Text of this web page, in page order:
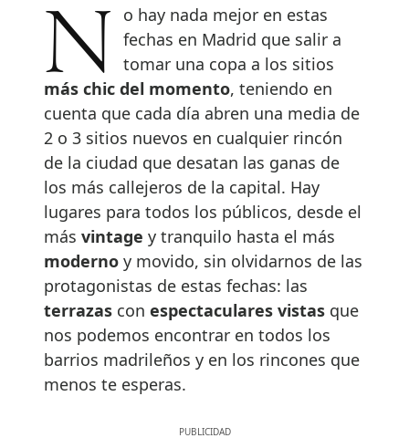
No hay nada mejor en estas
fechas en Madrid que salir a
tomar una copa a los sitios
más chic del momento, teniendo en
cuenta que cada día abren una media de
2 o 3 sitios nuevos en cualquier rincón
de la ciudad que desatan las ganas de
los más callejeros de la capital. Hay
lugares para todos los públicos, desde el
más vintage y tranquilo hasta el más
moderno y movido, sin olvidarnos de las
protagonistas de estas fechas: las
terrazas con espectaculares vistas que
nos podemos encontrar en todos los
barrios madrileños y en los rincones que
menos te esperas.